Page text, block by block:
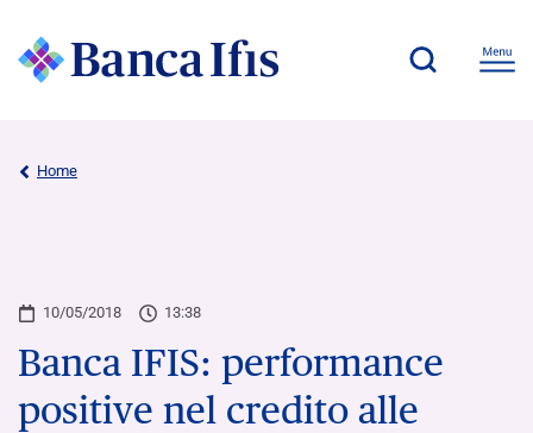
Home
10/05/2018 13:38
Banca IFIS: performance
positive nel credito alle